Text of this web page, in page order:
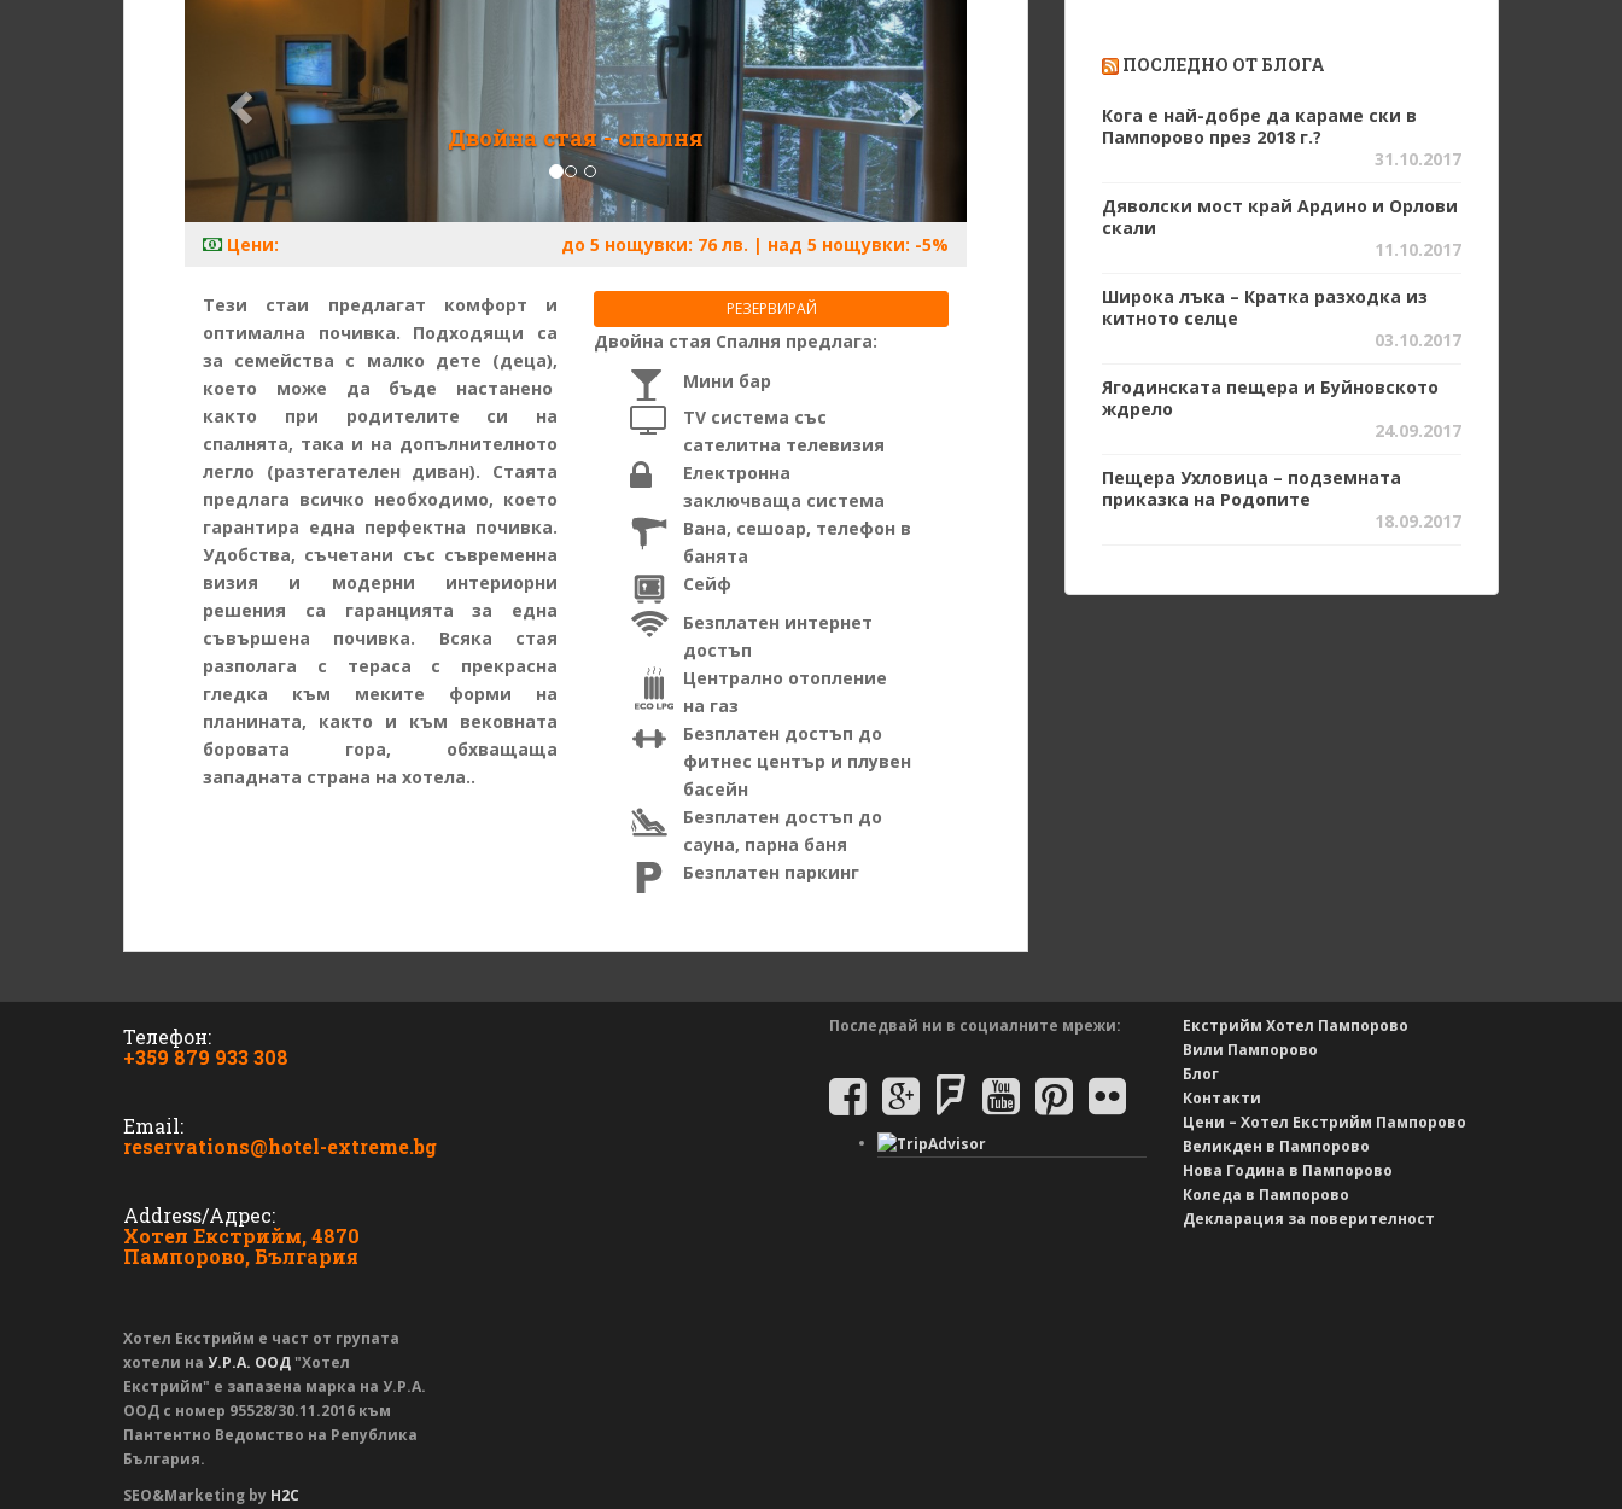
Двойна стая - спалня
Цени: до 5 нощувки: 76 лв. | над 5 нощувки: -5%
Тези стаи предлагат комфорт и
оптимална почивка. Подходящи са
за семейства с малко дете (деца),
което може да бъде настанено
както при родителите си на
спалнята, така и на допълнителното
легло (разтегателен диван). Стаята
предлага всичко необходимо, което
гарантира една перфектна почивка.
Удобства, съчетани със съвременна
визия и модерни интериорни
решения са гаранцията за една
съвършена почивка. Всяка стая
разполага с тераса с прекрасна
гледка към меките форми на
планината, както и към вековната
боровата гора, обхващаща
западната страна на хотела..
РЕЗЕРВИРАЙ
Двойна стая Спалня предлага:
Мини бар
TV система със
сателитна телевизия
Електронна
заключваща система
Вана, сешоар, телефон в
банята
Сейф
Безплатен интернет
достъп
Централно отопление
на газ
Безплатен достъп до
фитнес център и плувен
басейн
Безплатен достъп до
сауна, парна баня
Безплатен паркинг
ПОСЛЕДНО ОТ БЛОГА
Кога е най-добре да караме ски в
Пампорово през 2018 г.?
31.10.2017
Дяволски мост край Ардино и Орлови
скали
11.10.2017
Широка лъка – Кратка разходка из
китното селце
03.10.2017
Ягодинската пещера и Буйновското
ждрело
24.09.2017
Пещера Ухловица – подземната
приказка на Родопите
18.09.2017
Телефон:
+359 879 933 308
Email:
reservations@hotel-extreme.bg
Address/Адрес:
Хотел Екстрийм, 4870
Пампорово, България
Хотел Екстрийм е част от групата
хотели на У.Р.А. ООД "Хотел
Екстрийм" е запазена марка на У.Р.А.
ООД с номер 95528/30.11.2016 към
Пантентно Ведомство на Република
България.
SEO&Marketing by H2C
Последвай ни в социалните мрежи:
Екстрийм Хотел Пампорово
Вили Пампорово
Блог
Контакти
Цени – Хотел Екстрийм Пампорово
Великден в Пампорово
Нова Година в Пампорово
Коледа в Пампорово
Декларация за поверителност